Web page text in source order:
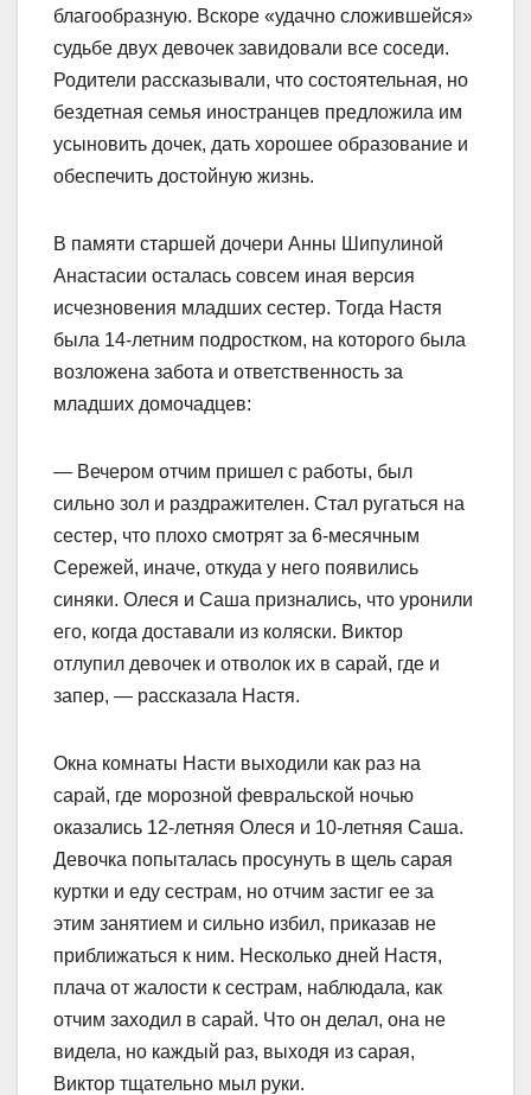
благообразную. Вскоре «удачно сложившейся»
судьбе двух девочек завидовали все соседи.
Родители рассказывали, что состоятельная, но
бездетная семья иностранцев предложила им
усыновить дочек, дать хорошее образование и
обеспечить достойную жизнь.
В памяти старшей дочери Анны Шипулиной
Анастасии осталась совсем иная версия
исчезновения младших сестер. Тогда Настя
была 14-летним подростком, на которого была
возложена забота и ответственность за
младших домочадцев:
— Вечером отчим пришел с работы, был
сильно зол и раздражителен. Стал ругаться на
сестер, что плохо смотрят за 6-месячным
Сережей, иначе, откуда у него появились
синяки. Олеся и Саша признались, что уронили
его, когда доставали из коляски. Виктор
отлупил девочек и отволок их в сарай, где и
запер, — рассказала Настя.
Окна комнаты Насти выходили как раз на
сарай, где морозной февральской ночью
оказались 12-летняя Олеся и 10-летняя Саша.
Девочка попыталась просунуть в щель сарая
куртки и еду сестрам, но отчим застиг ее за
этим занятием и сильно избил, приказав не
приближаться к ним. Несколько дней Настя,
плача от жалости к сестрам, наблюдала, как
отчим заходил в сарай. Что он делал, она не
видела, но каждый раз, выходя из сарая,
Виктор тщательно мыл руки.